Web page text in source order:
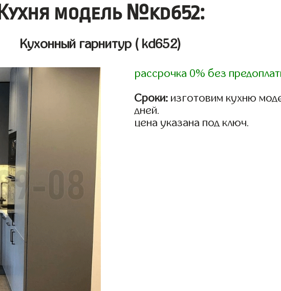
Кухня модель №kd652:
Кухонный гарнитур ( kd652)
рассрочка 0% без
Сроки: изготовим кухню
дней.
цена указана под ключ.